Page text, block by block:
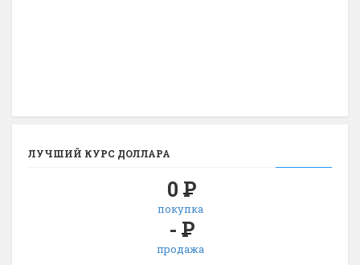
ЛУЧШИЙ КУРС ДОЛЛАРА
0 Р
покупка
- Р
продажа